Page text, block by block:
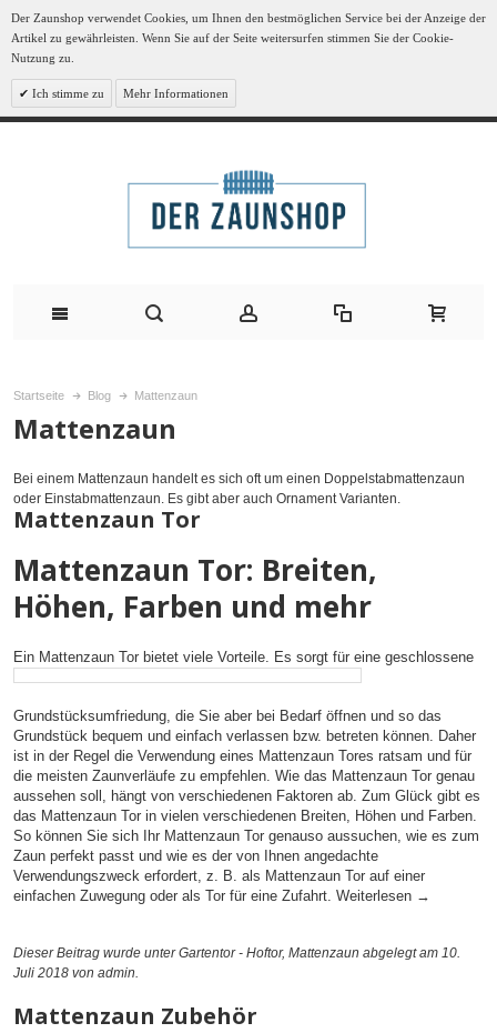
Der Zaunshop verwendet Cookies, um Ihnen den bestmöglichen Service bei der Anzeige der
Artikel zu gewährleisten. Wenn Sie auf der Seite weitersurfen stimmen Sie der Cookie-
Nutzung zu.
Ich stimme zu Mehr Informationen
Startseite Blog Mattenzaun
Mattenzaun
Bei einem Mattenzaun handelt es sich oft um einen Doppelstabmattenzaun
oder Einstabmattenzaun. Es gibt aber auch Ornament Varianten.
Mattenzaun Tor
Mattenzaun Tor: Breiten,
Höhen, Farben und mehr
Ein Mattenzaun Tor bietet viele Vorteile. Es sorgt für eine geschlossene
Grundstücksumfriedung, die Sie aber bei Bedarf öffnen und so das
Grundstück bequem und einfach verlassen bzw. betreten können. Daher
ist in der Regel die Verwendung eines Mattenzaun Tores ratsam und für
die meisten Zaunverläufe zu empfehlen. Wie das Mattenzaun Tor genau
aussehen soll, hängt von verschiedenen Faktoren ab. Zum Glück gibt es
das Mattenzaun Tor in vielen verschiedenen Breiten, Höhen und Farben.
So können Sie sich Ihr Mattenzaun Tor genauso aussuchen, wie es zum
Zaun perfekt passt und wie es der von Ihnen angedachte
Verwendungszweck erfordert, z. B. als Mattenzaun Tor auf einer
einfachen Zuwegung oder als Tor für eine Zufahrt. Weiterlesen →
Dieser Beitrag wurde unterGartentor - Hoftor, Mattenzaun abgelegt am 10.
Juli 2018 von admin.
Mattenzaun Zubehör